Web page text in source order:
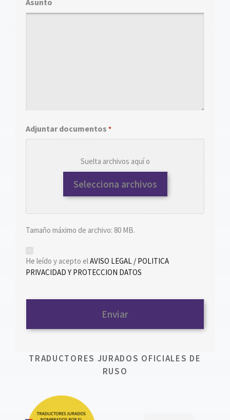
Adjuntar documentos *
Suelta archivos aquí o
Selecciona archivos
Tamaño máximo de archivo: 80 MB.
He leído y acepto elAVISO LEGAL / POLITICA
PRIVACIDAD Y PROTECCION DATOS
TRADUCTORES JURADOS OFICIALES DE
RUSO